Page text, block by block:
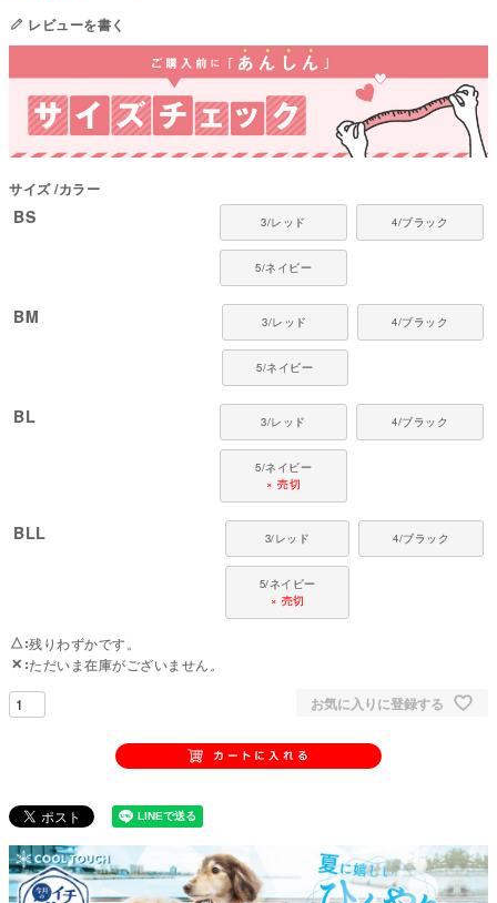
●本体：プラスリッチ(ポリエステル100%)
●部分使い：Eウーリーメッシュ(ポリエステル100%)
●日本製：MADE IN JAPAN
●厚さ(5段階)：1
●お洗濯について：手洗い又は、洗濯ネットを使用。アイロンは、当て布を
して中温。 ファスナー・ボタン・面テープがある商品は、しっかり止めた状
国内の縫製工場と連携して、一つひとつ丁寧に仕上げています。心地よい着
レビューを書く
サイズ カラー
BS 3/レッド 4/ブラック
5/ネイビー
BM 3/レッド 4/ブラック
5/ネイビー
BL 3/レッド 4/ブラック
5/ネイビー
× 売切
BLL 3/レッド 4/ブラック
5/ネイビー
× 売切
△ 残りわずかです。
✕ ただいま在庫がございません。
お気に入りに登録する